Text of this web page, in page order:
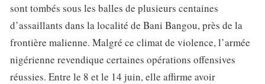
sont tombés sous les balles de plusieurs centaines
d’assaillants dans la localité de Bani Bangou, près de la
frontière malienne. Malgré ce climat de violence, l’armée
nigérienne revendique certaines opérations offensives
réussies. Entre le 8 et le 14 juin, elle affirme avoir